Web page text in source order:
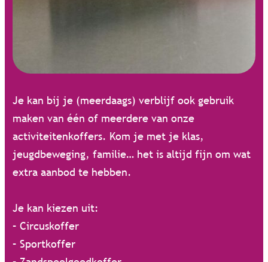
Je kan bij je (meerdaags) verblijf ook gebruik
maken van één of meerdere van onze
activiteitenkoffers. Kom je met je klas,
jeugdbeweging, familie… het is altijd fijn om wat
extra aanbod te hebben.
Je kan kiezen uit:
– Circuskoffer
– Sportkoffer